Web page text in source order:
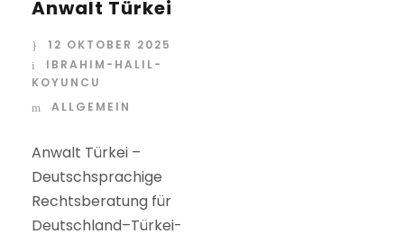
Anwalt Türkei
12 OKTOBER 2025
IBRAHIM-HALIL-
KOYUNCU
ALLGEMEIN
Anwalt Türkei –
Deutschsprachige
Rechtsberatung für
Deutschland–Türkei-